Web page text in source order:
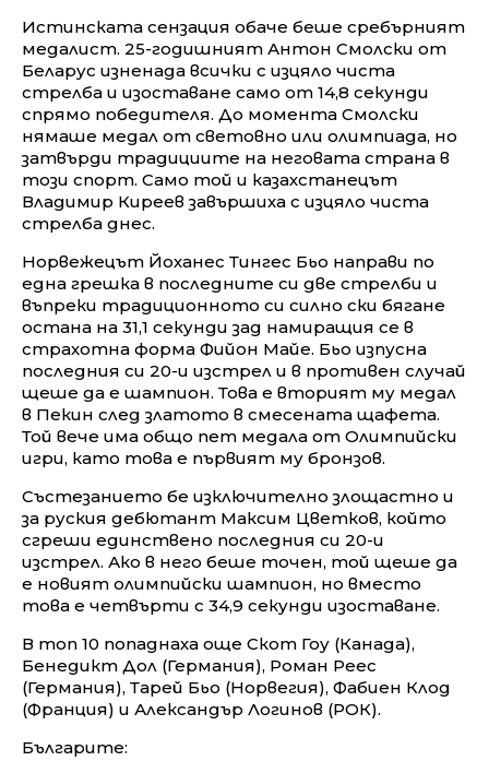
Истинската сензация обаче беше сребърният
медалист. 25-годишният Антон Смолски от
Беларус изненада всички с изцяло чиста
стрелба и изоставане само от 14,8 секунди
спрямо победителя. До момента Смолски
нямаше медал от световно или олимпиада, но
затвърди традициите на неговата страна в
този спорт. Само той и казахстанецът
Владимир Киреев завършиха с изцяло чиста
стрелба днес.
Норвежецът Йоханес Тингес Бьо направи по
една грешка в последните си две стрелби и
въпреки традиционното си силно ски бягане
остана на 31,1 секунди зад намиращия се в
страхотна форма Фийон Майе. Бьо изпусна
последния си 20-и изстрел и в противен случай
щеше да е шампион. Това е вторият му медал
в Пекин след златото в смесената щафета.
Той вече има общо пет медала от Олимпийски
игри, като това е първият му бронзов.
Състезанието бе изключително злощастно и
за руския дебютант Максим Цветков, който
сгреши единствено последния си 20-и
изстрел. Ако в него беше точен, той щеше да
е новият олимпийски шампион, но вместо
това е четвърти с 34,9 секунди изоставане.
В топ 10 попаднаха още Скот Гоу (Канада),
Бенедикт Дол (Германия), Роман Рeeс
(Германия), Тарей Бьо (Норвегия), Фабиен Клод
(Франция) и Александър Логинов (РОК).
Българите: